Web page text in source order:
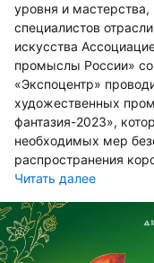
уровня и
специалистов
искусства
промыслы России»
«Экспоцентр»
художественных
фантазия-2023»,
необходимых мер
распространения
Читать далее